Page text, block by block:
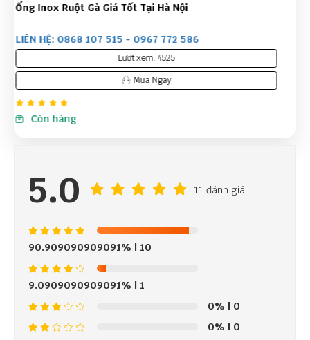
Máy bấm ống thuỷ lực DX68
LIÊN HỆ: 0868 107 515 - 0967 772 586
Lượt xem: 5980
Mua Ngay
Còn hàng
5.0 11 đánh giá
90.909090909091% | 10
9.0909090909091% | 1
0% | 0
0% | 0